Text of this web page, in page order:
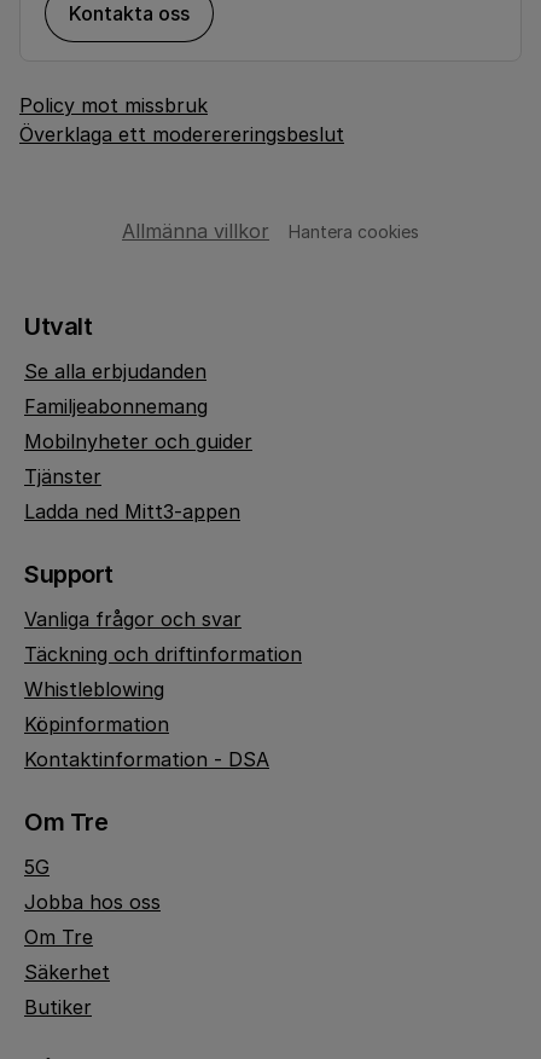
Kontakta oss
Policy mot missbruk
Överklaga ett moderereringsbeslut
Allmänna villkor Hantera cookies
Utvalt
Se alla erbjudanden
Familjeabonnemang
Mobilnyheter och guider
Tjänster
Ladda ned Mitt3-appen
Support
Vanliga frågor och svar
Täckning och driftinformation
Whistleblowing
Köpinformation
Kontaktinformation - DSA
Om Tre
5G
Jobba hos oss
Om Tre
Säkerhet
Butiker